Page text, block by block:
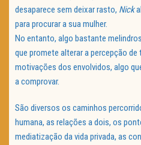
desaparece sem deixar rasto, Nick
para procurar a sua mulher.
No entanto, algo bastante
que promete alterar a percepção
motivações dos envolvidos, algo
a comprovar.
São diversos os caminhos
humana, as relações a dois, os
mediatização da vida privada, as